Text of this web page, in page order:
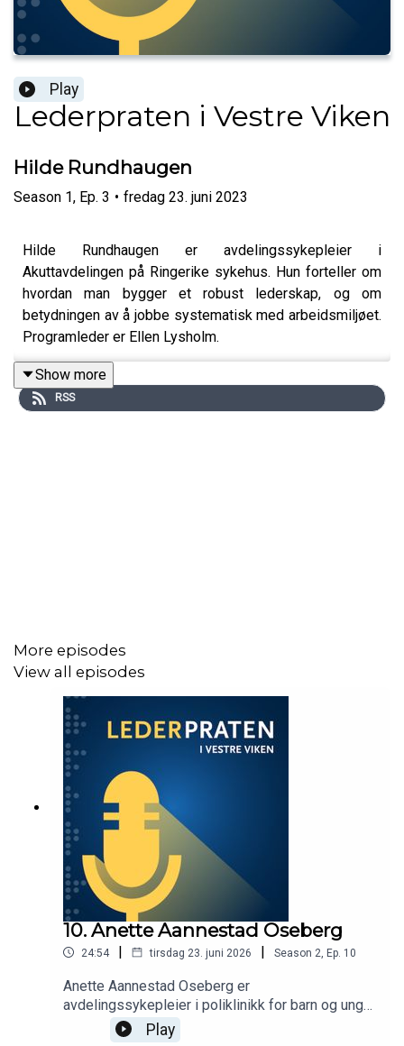
Play
Lederpraten i Vestre Viken
Hilde Rundhaugen
Season 1, Ep. 3 • fredag 23. juni 2023
Hilde Rundhaugen er avdelingssykepleier i
Akuttavdelingen på Ringerike sykehus. Hun forteller om
hvordan man bygger et robust lederskap, og om
betydningen av å jobbe systematisk med arbeidsmiljøet.
Programleder er Ellen Lysholm.
Show more
RSS
More episodes
View all episodes
10. Anette Aannestad Oseberg
24:54 | tirsdag 23. juni 2026 | Season 2 Ep. 10
Anette Aannestad Oseberg er
avdelingssykepleier i poliklinikk for barn og unge
på Drammen sykehus. I denne episoden av
Lederpraten i Vestre Viken deler hun sine
Play